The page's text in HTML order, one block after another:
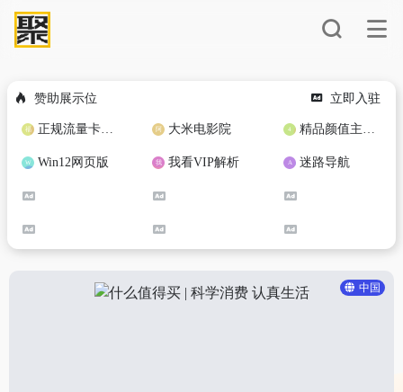
赞助展示位 立即入驻
正规流量卡免费加盟合作 大米电影院 精品颜值主播定制
Win12网页版 我看VIP解析 迷路导航
中国